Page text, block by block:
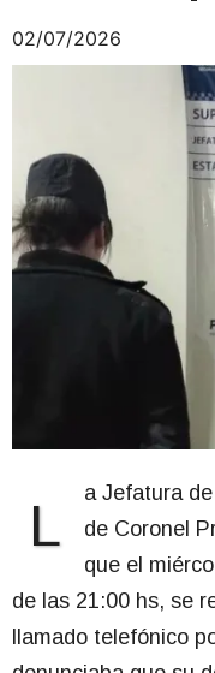
02/07/2026
L
a Jefatura
de Coronel
que el
de las 21:00 hs, se
llamado telefónico